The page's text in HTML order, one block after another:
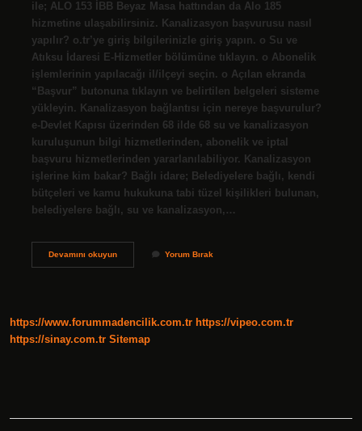
ile; ALO 153 İBB Beyaz Masa hattından da Alo 185
hizmetine ulaşabilirsiniz. Kanalizasyon başvurusu nasıl
yapılır? o.tr’ye giriş bilgilerinizle giriş yapın. o Su ve
Atıksu İdaresi E-Hizmetler bölümüne tıklayın. o Abonelik
işlemlerinin yapılacağı il/ilçeyi seçin. o Açılan ekranda
“Başvur” butonuna tıklayın ve belirtilen belgeleri sisteme
yükleyin. Kanalizasyon bağlantısı için nereye başvurulur?
e-Devlet Kapısı üzerinden 68 ilde 68 su ve kanalizasyon
kuruluşunun bilgi hizmetlerinden, abonelik ve iptal
başvuru hizmetlerinden yararlanılabiliyor. Kanalizasyon
işlerine kim bakar? Bağlı idare; Belediyelere bağlı, kendi
bütçeleri ve kamu hukukuna tabi tüzel kişilikleri bulunan,
belediyelere bağlı, su ve kanalizasyon,…
Devamını okuyunKanalizasyonYorum Bırak
https://www.forummadencilik.com.tr https://vipeo.com.tr
https://sinay.com.tr Sitemap